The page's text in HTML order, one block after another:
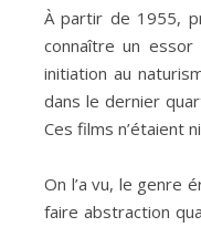
À partir de 1955,
connaître un essor
initiation au
dans le dernier
Ces films n’étaient
On l’a vu, le genre
faire abstraction